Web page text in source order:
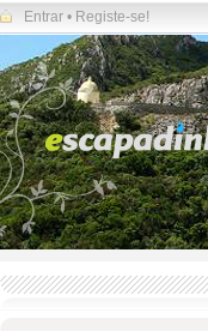
Entrar • Registe-se!